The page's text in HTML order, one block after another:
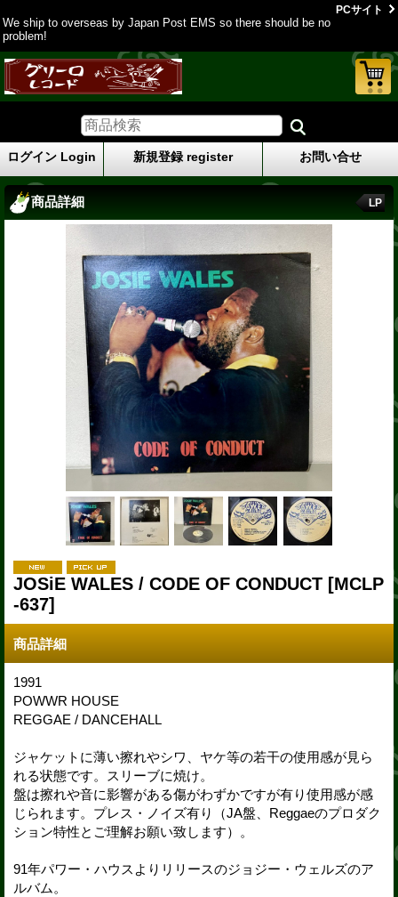
We ship to overseas by Japan Post EMS so there should be no
problem!
PCサイト
ログイン Login 新規登録 register お問い合せ
商品詳細 LP
JOSiE WALES / CODE OF CONDUCT [MCLP
-637]
商品詳細
1991
POWWR HOUSE
REGGAE / DANCEHALL
ジャケットに薄い擦れやシワ、ヤケ等の若干の使用感が見ら
れる状態です。スリーブに焼け。
盤は擦れや音に影響がある傷がわずかですが有り使用感が感
じられます。プレス・ノイズ有り（JA盤、Reggaeのプロダク
ション特性とご理解お願い致します）。
91年パワー・ハウスよりリリースのジョジー・ウェルズのア
ルバム。